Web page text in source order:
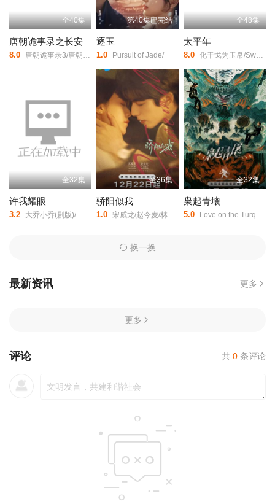
自夏原エヰジ的同名原著小说。
全40集
唐朝诡事录之长安
8.0 唐朝诡事录3/唐朝诡事录/第三部/唐朝诡事录·长安/唐朝诡事录/第三季/唐诡3/Horror Stories of Tang Dynasty Ⅲ/Strange Legend of Tang Dynasty Ⅲ/Strange Tales of Tang Dynasty Ⅲ/
第40集已完结
逐玉
1.0 Pursuit of Jade/
全48集
太平年
8.0 化干戈为玉帛/Swords into Plowshares/
全32集
许我耀眼
3.2 大乔小乔(剧版)/
全36集
骄阳似我
1.0 宋威龙/赵今麦/林依轮/赖伟明/白冰可/范诗然/吴启华/孔令美/陈思佚/古子成/韩昊霖/赵昕/周添宇/仇赫/秦晓轩/陈涛/童蕾/修庆/章呈赫/金巧巧/王德顺/
全32集
枭起青壤
5.0 Love on the Turquoise Land/
换一换
最新资讯 更多
更多
评论 共 0 条评论